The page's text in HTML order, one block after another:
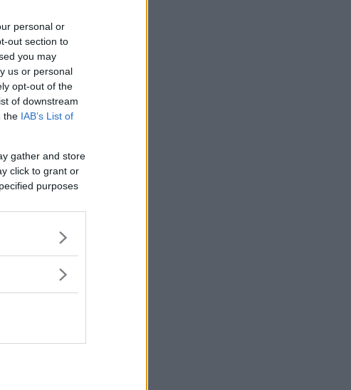
personal or
out section to
you may
us or personal
opt-out of the
of downstream
the IAB’s List of
gather and store
click to grant or
purposes